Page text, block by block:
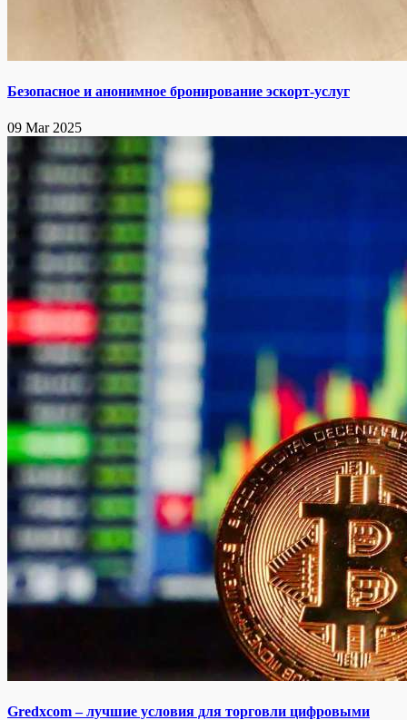
Безопасное и анонимное бронирование эскорт-услуг
09 Mar 2025
Gredxcom – лучшие условия для торговли цифровыми